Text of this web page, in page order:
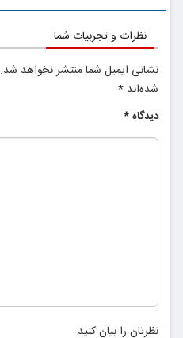
نظرات و تجربیات شما
نشانی ایمیل شما منتشر نخواهد شد.
شده‌اند *
دیدگاه*
نظرتان را بیان کنید